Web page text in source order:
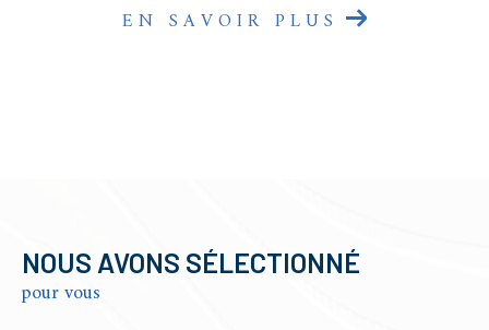
EN SAVOIR PLUS
NOUS AVONS SÉLECTIONNÉ
pour vous